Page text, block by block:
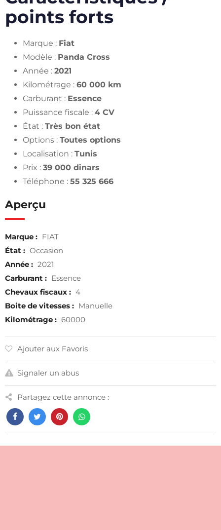
points forts
Marque : Fiat
Modèle : Panda Cross
Année : 2021
Kilométrage : 60 000 km
Carburant : Essence
Puissance fiscale : 4 CV
État : Très bon état
Options : Toutes options
Localisation : Tunis
Prix : 39 000 dinars
Téléphone : 55 325 666
Aperçu
Marque : FIAT
État : Occasion
Année : 2021
Carburant : Essence
Chevaux fiscaux : 4
Boite de vitesses : Manuelle
Kilométrage : 60000
Ajouter aux Favoris
Signaler un abus
Partagez cette annonce :